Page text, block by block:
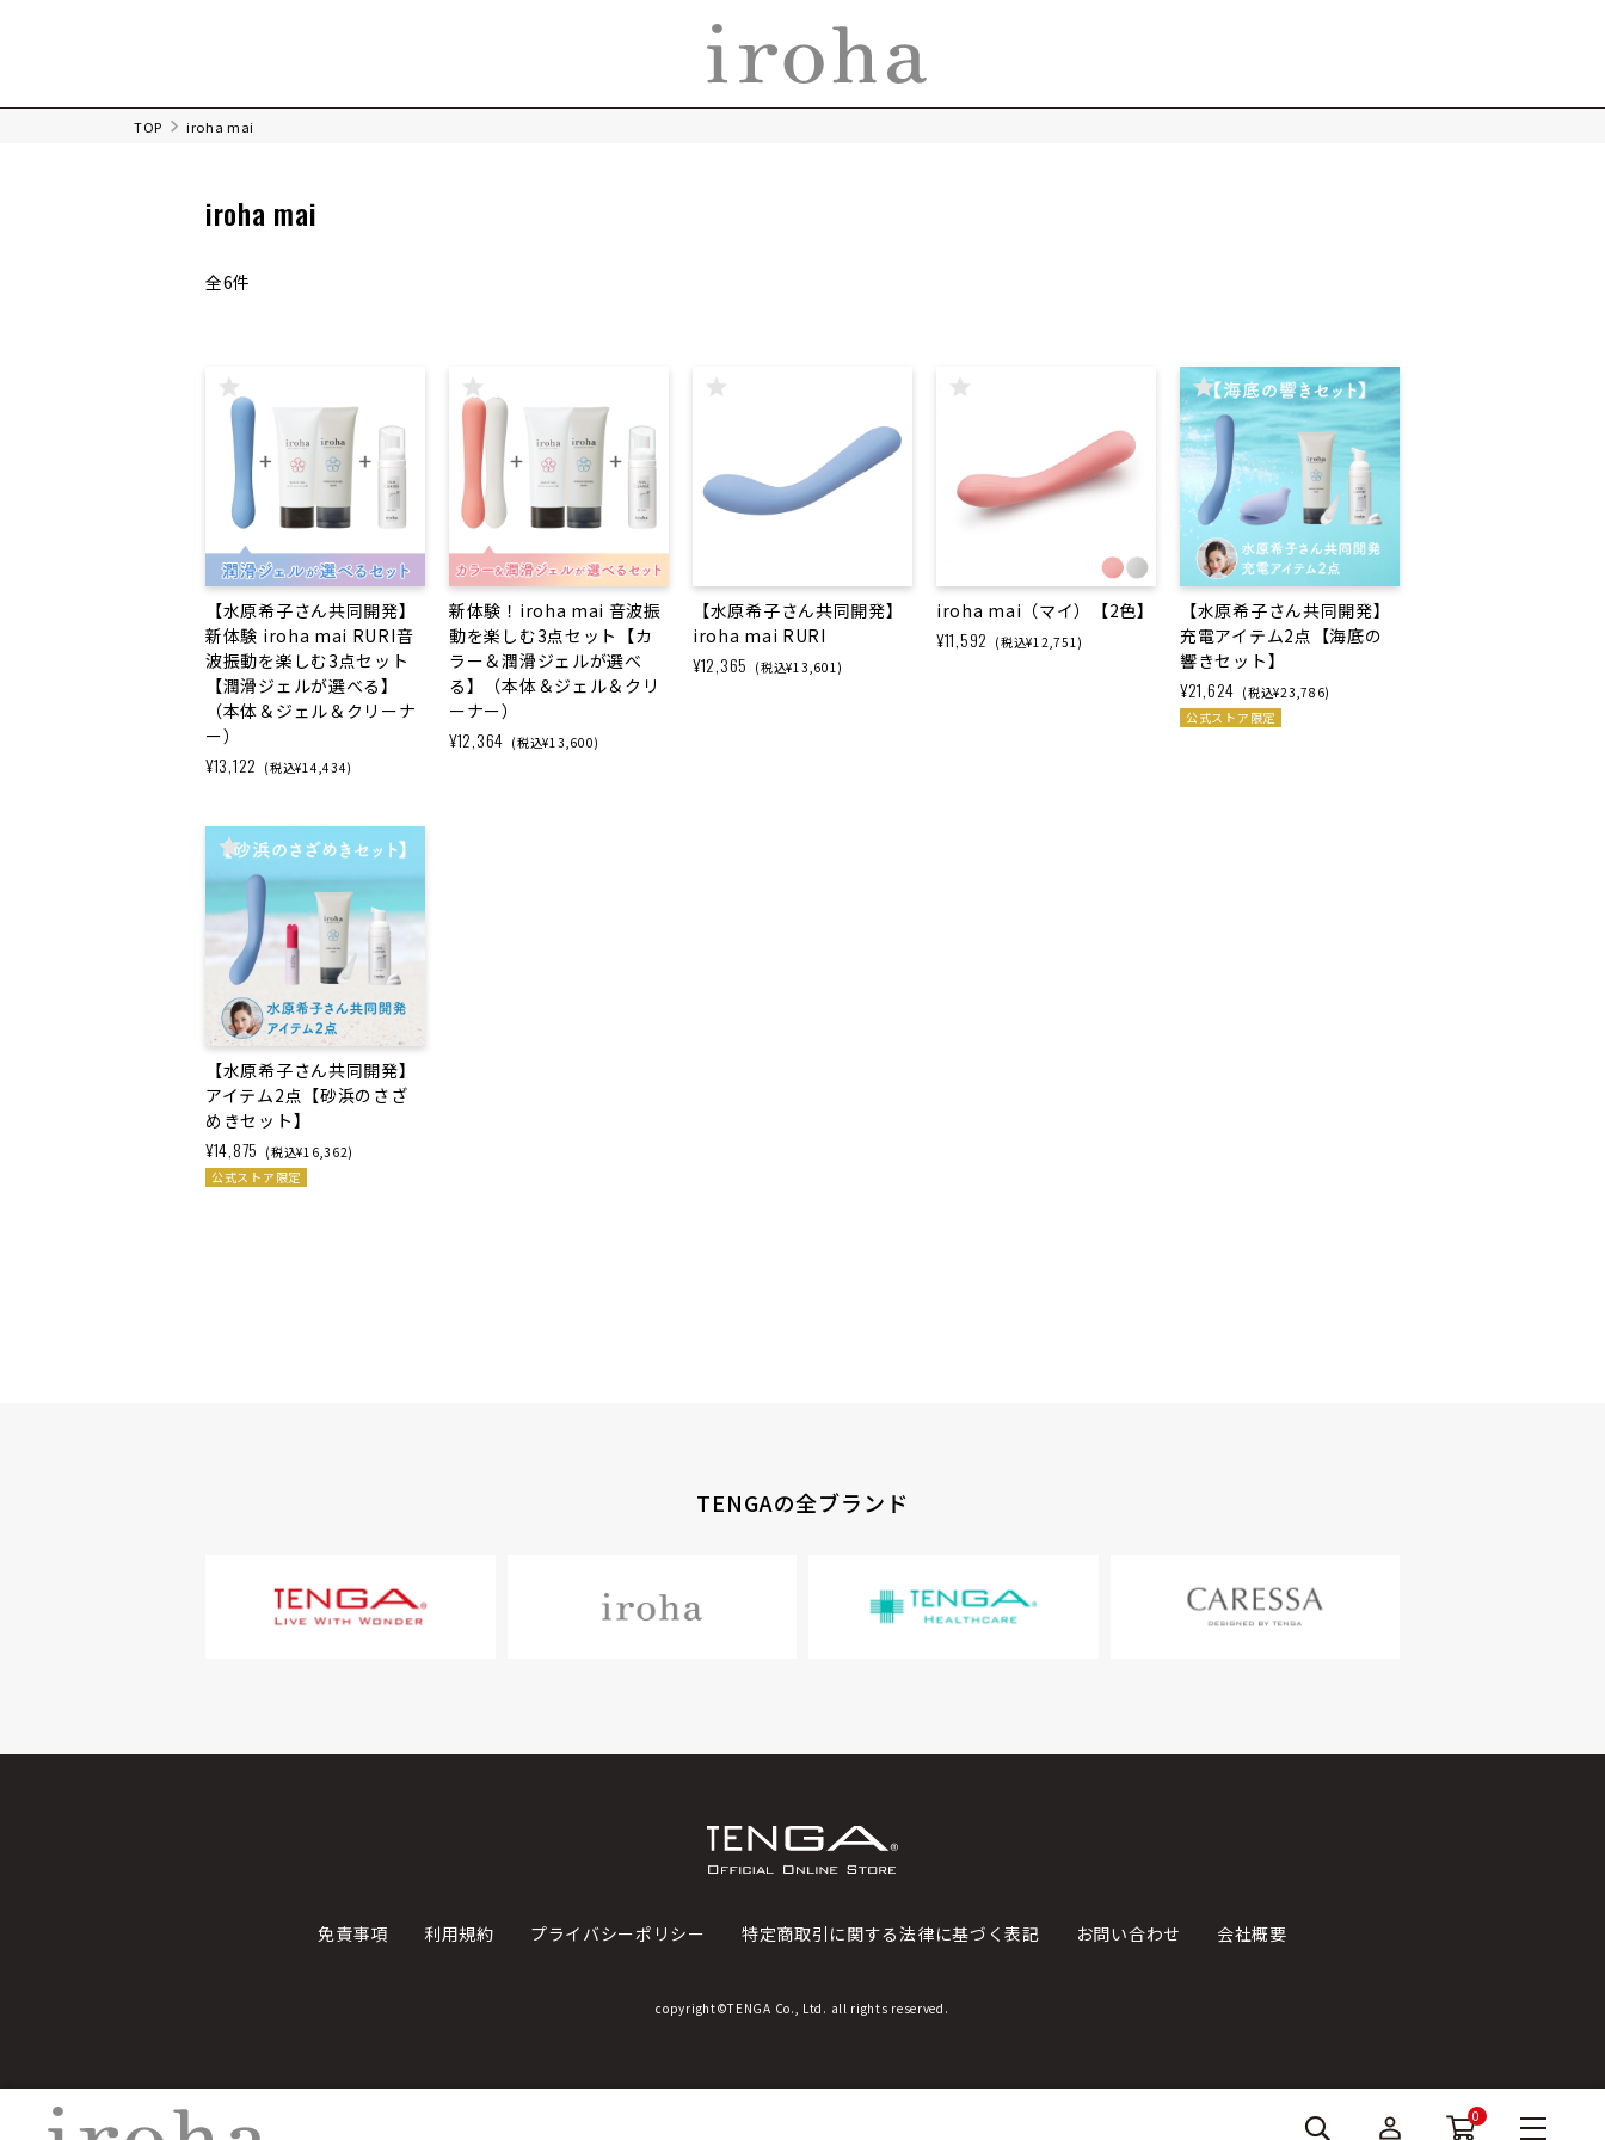
0
TOP iroha mai
iroha mai
全6件
【水原希子さん共同開発】
新体験 iroha mai RURI音
波振動を楽しむ3点セット
【潤滑ジェルが選べる】
（本体＆ジェル＆クリーナ
ー）
¥13,122 (税込¥14,434)
新体験！iroha mai 音波振
動を楽しむ3点セット【カ
ラー＆潤滑ジェルが選べ
る】（本体＆ジェル＆クリ
ーナー）
¥12,364 (税込¥13,600)
【水原希子さん共同開発】
iroha mai RURI
¥12,365 (税込¥13,601)
iroha mai（マイ）【2色】
¥11,592 (税込¥12,751)
【水原希子さん共同開発】
充電アイテム2点【海底の
響きセット】
¥21,624 (税込¥23,786)
公式ストア限定
【水原希子さん共同開発】
アイテム2点【砂浜のさざ
めきセット】
¥14,875 (税込¥16,362)
公式ストア限定
TENGAの全ブランド
免責事項 利用規約 プライバシーポリシー 特定商取引に関する法律に基づく表記 お問い合わせ 会社概要
copyright©TENGA Co., Ltd. all rights reserved.